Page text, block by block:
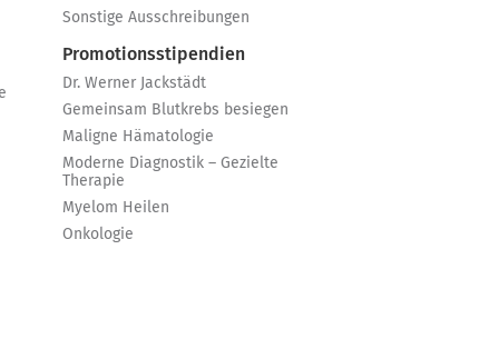
Sonstige Ausschreibungen
Promotionsstipendien
Dr. Werner Jackstädt
Gemeinsam Blutkrebs besiegen
Maligne Hämatologie
Moderne Diagnostik – Gezielte
Therapie
Myelom Heilen
Onkologie